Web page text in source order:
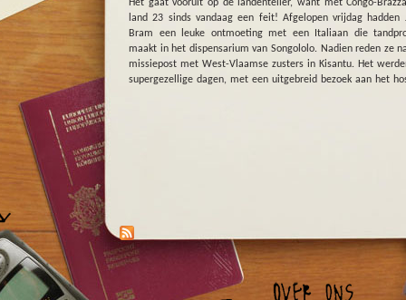
Het gaat vooruit op de landenteller, want met Congo-
land 23 sinds vandaag een feit! Afgelopen vrijdag hadden
Bram een leuke ontmoeting met een Italiaan die
maakt in het dispensarium van Songololo. Nadien reden ze
missiepost met West-Vlaamse zusters in Kisantu. Het
supergezellige dagen, met een uitgebreid bezoek aan het